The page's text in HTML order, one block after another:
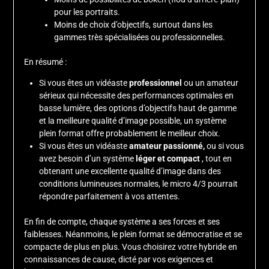
pour les portraits.
Moins de choix d’objectifs, surtout dans les
gammes très spécialisées ou professionnelles.
En résumé :
Si vous êtes un vidéasteprofessionnel ou un amateur
sérieux qui nécessite des performances optimales en
basse lumière, des options d’objectifs haut de gamme
et la meilleure qualité d’image possible, un système
plein format offre probablement le meilleur choix.
Si vous êtes un vidéasteamateur passionné,ou si vous
avez besoin d’un système léger et compact, tout en
obtenant une excellente qualité d’image dans des
conditions lumineuses normales, le micro 4/3 pourrait
répondre parfaitement à vos attentes.
En fin de compte, chaque système a ses forces et ses
faiblesses. Néanmoins, le plein format se démocratise et se
compacte de plus en plus. Vous choisirez votre hybride en
connaissances de cause, dicté par vos exigences et